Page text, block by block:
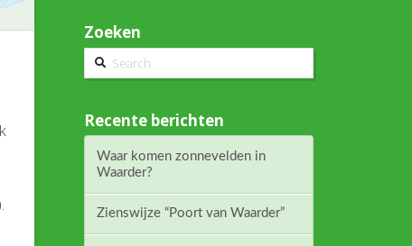
Zoeken
Search
Recente berichten
Waar komen zonnevelden in
Waarder?
Zienswijze “Poort van Waarder”